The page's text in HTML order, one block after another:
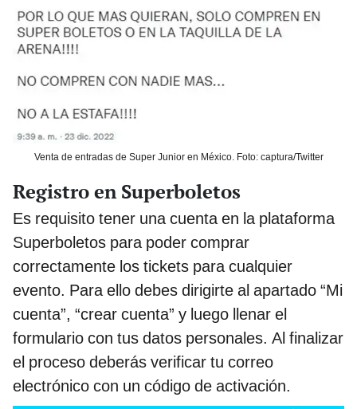
Venta de entradas de Super Junior en México. Foto: captura/Twitter
Registro en Superboletos
Es requisito tener una cuenta en la plataforma
Superboletos para poder comprar
correctamente los tickets para cualquier
evento. Para ello debes dirigirte al apartado “Mi
cuenta”, “crear cuenta” y luego llenar el
formulario con tus datos personales. Al finalizar
el proceso deberás verificar tu correo
electrónico con un código de activación.